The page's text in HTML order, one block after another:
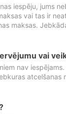
iespēju, jums
vai tas ir
maksas.
vai
nav